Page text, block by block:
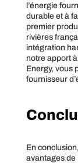
l’énergie
durable et à
premier
rivières
intégration
notre apport
Energy, vous
fournisseur
En
avantages de